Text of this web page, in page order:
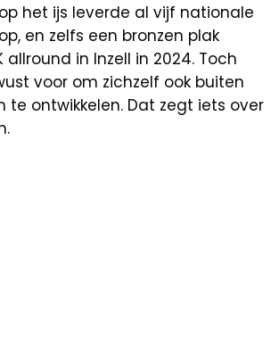
het ijs leverde al vijf nationale
en zelfs een bronzen plak
allround in Inzell in 2024. Toch
voor om zichzelf ook buiten
te ontwikkelen. Dat zegt iets over